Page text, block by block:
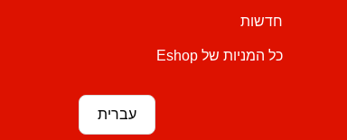
חדשות
כל המניות של Eshop
עברית